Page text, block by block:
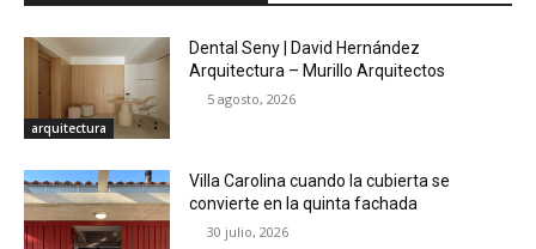
arquitectura
Dental Seny | David Hernández
Arquitectura – Murillo Arquitectos
5 agosto, 2026
Villa Carolina cuando la cubierta se
convierte en la quinta fachada
30 julio, 2026